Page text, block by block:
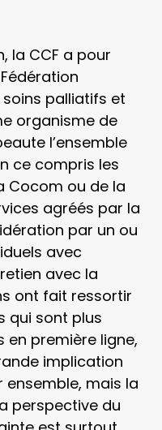
la CCF a pour
palliatifs et
organisme de
l’ensemble
ce compris les
Cocom ou de la
agréés par la
par un ou
avec
avec la
ont fait ressortir
qui sont plus
en première ligne,
implication
ensemble, mais la
perspective du